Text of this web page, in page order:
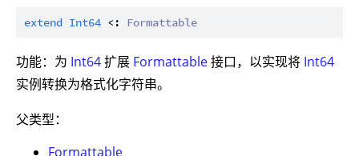
extend Int64 <: Formattable
功能：为 Int64扩展 Formattable接口，以实现将 Int64
实例转换为格式化字符串。
父类型：
Formattable